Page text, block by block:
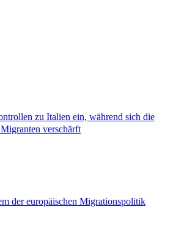
zu Italien ein, während sich die
verschärft
der europäischen Migrationspolitik